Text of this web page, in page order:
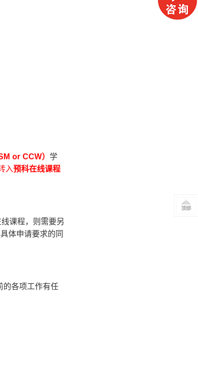
or CCW） 学
入预科在线课程
课程，则需要另
体申请要求的同
的各项工作有任